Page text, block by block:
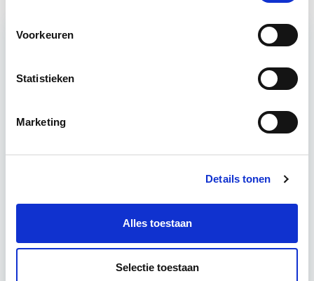
Voorkeuren
Statistieken
Marketing
Details tonen
Alles toestaan
Selectie toestaan
Een belangrijk onderdeel van goed
1 lesdag lesdag(en)